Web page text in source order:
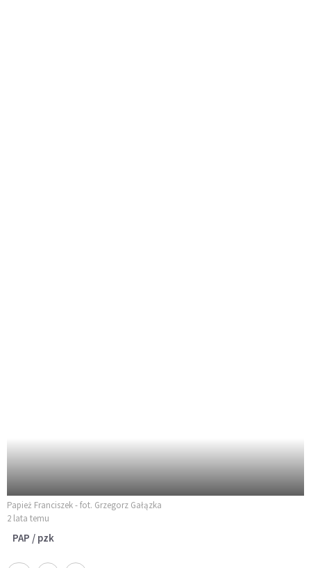
Papież Franciszek - fot. Grzegorz Gałązka
2 lata temu
PAP / pzk